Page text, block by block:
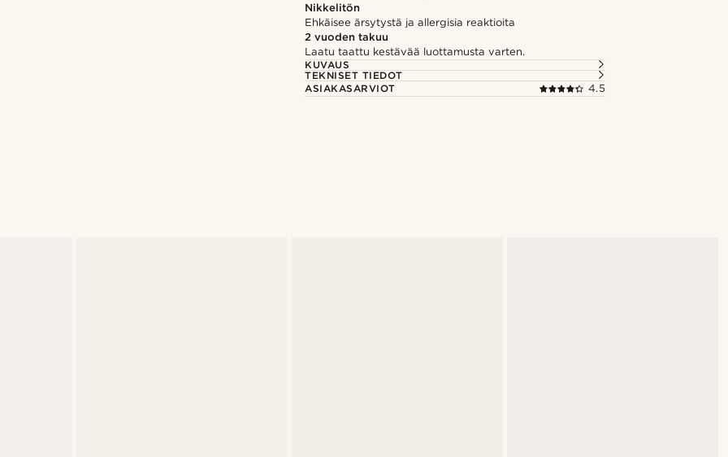
Nikkelitön
Ehkäisee ärsytystä ja allergisia reaktioita
2 vuoden takuu
Laatu taattu kestävää luottamusta varten.
KUVAUS
TEKNISET TIEDOT
ASIAKASARVIOT
4.5